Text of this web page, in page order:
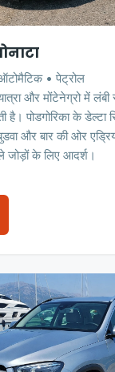
• पेट्रोल
यात्रा और मोंटेनेग्रो में
है। पोडगोरिका के डेल्टा
और बार की ओर
जोड़ों के लिए आदर्श।